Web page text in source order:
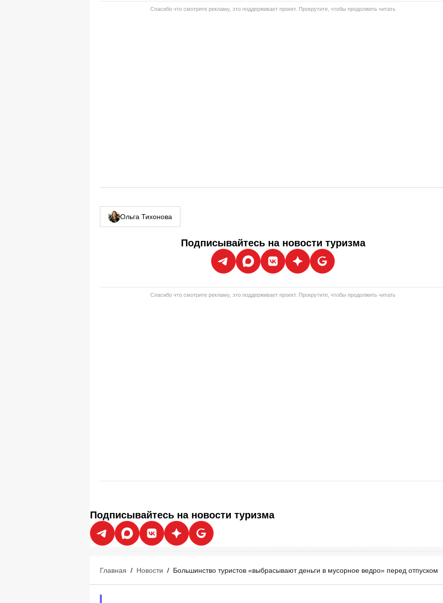
Спасибо что смотрите рекламу, это поддерживает проект. Прокрутите, чтобы продолжить читать
Ольга Тихонова
Подписывайтесь на новости туризма
Спасибо что смотрите рекламу, это поддерживает проект. Прокрутите, чтобы продолжить читать
Подписывайтесь на новости туризма
Главная / Новости / Большинство туристов «выбрасывают деньги в мусорное ведро» перед отпуском